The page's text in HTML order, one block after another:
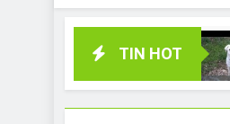
TIN HOT